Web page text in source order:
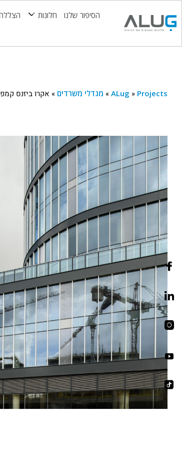
הסיפור שלנו חלונות
ALug » Projects
» מגדלי משרדים » אקרו ביזנס